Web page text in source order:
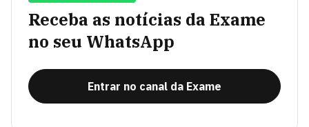
Receba as notícias da Exame
no seu WhatsApp
Entrar no canal da Exame